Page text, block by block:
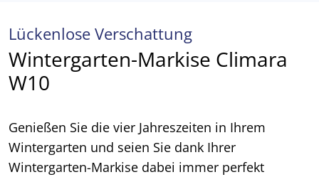
Lückenlose Verschattung
Wintergarten-Markise Climara
W10
Genießen Sie die vier Jahreszeiten in Ihrem
Wintergarten und seien Sie dank Ihrer
Wintergarten-Markise dabei immer perfekt